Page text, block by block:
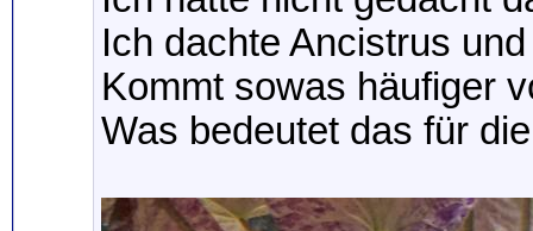
Ich dachte Ancistrus
Kommt sowas häufiger
Was bedeutet das für